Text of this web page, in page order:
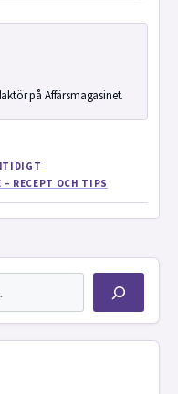
på Affärsmagasinet.
– RECEPT OCH TIPS